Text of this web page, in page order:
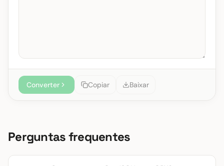
Converter Copiar Baixar
Perguntas frequentes